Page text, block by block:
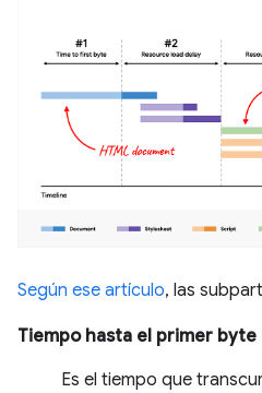
Según ese artículo, las
Tiempo hasta el primer byte
Es el tiempo que